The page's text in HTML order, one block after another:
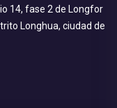
14, fase 2 de Longfor
Longhua, ciudad de